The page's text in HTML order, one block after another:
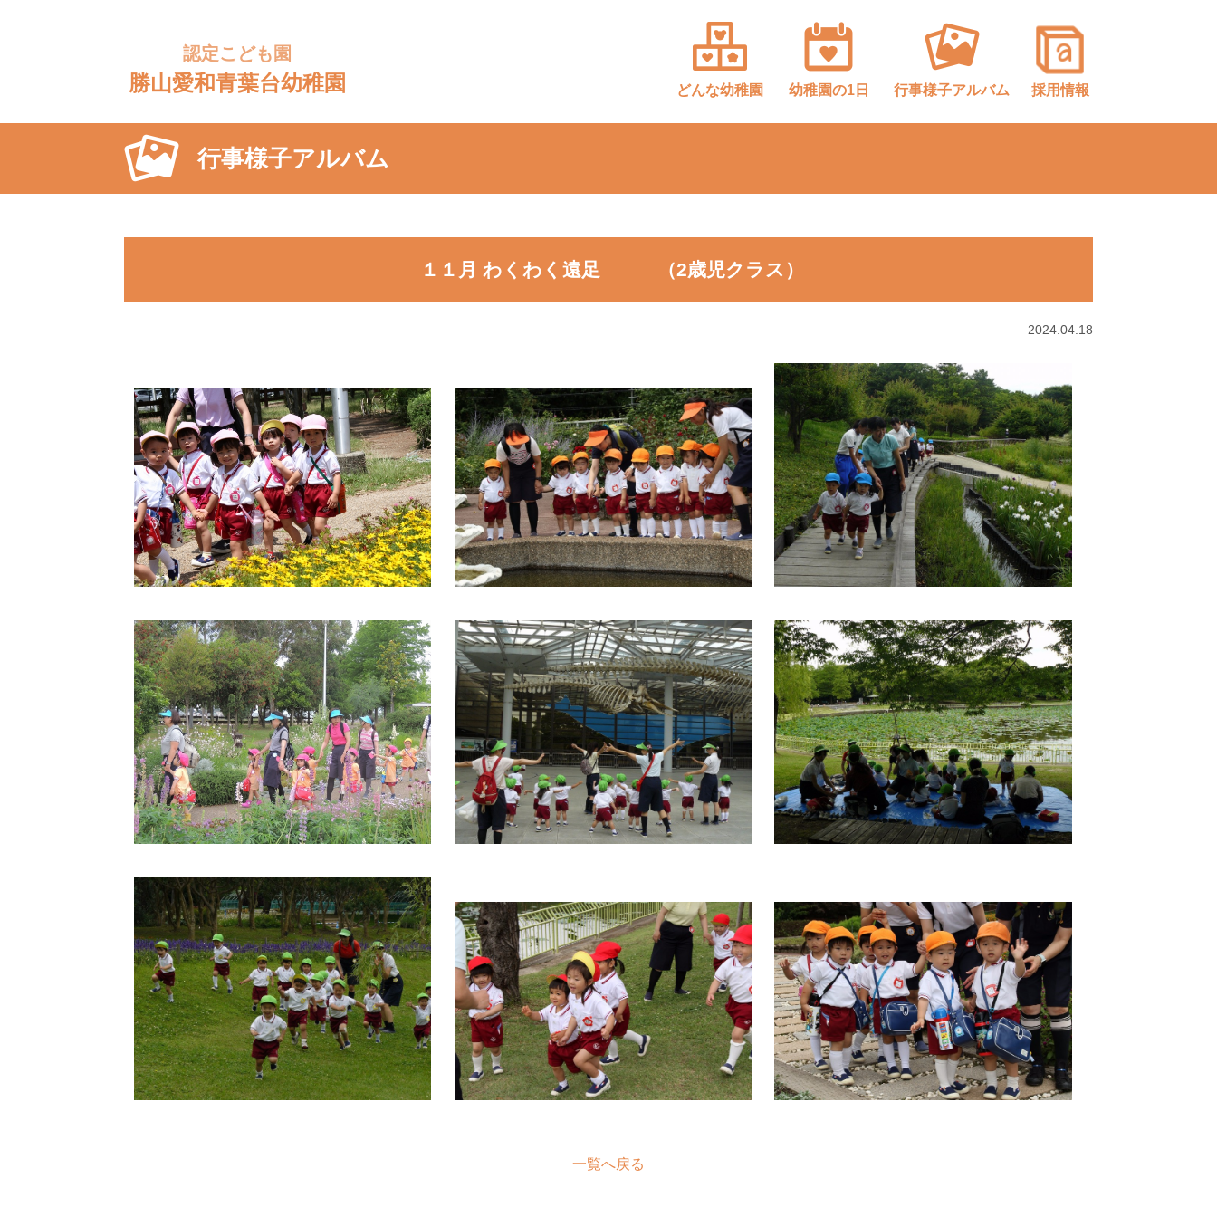
認定こども園
勝山愛和青葉台幼稚園 どんな幼稚園 幼稚園の1日 行事様子アルバム 採用情報
行事様子アルバム
１１月 わくわく遠足 （2歳児クラス）
2024.04.18
一覧へ戻る